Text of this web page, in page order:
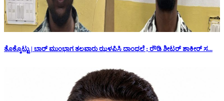
ತೊಕ್ಕೊಟ್ಟು | ಬಾರ್ ಮುಂಭಾಗ ತಲವಾರು ಝಳಪಿಸಿ ದಾಂಧಲೆ ; ರೌಡಿ ಶೀಟರ್ ಶಾಕೀರ್ ಸ...